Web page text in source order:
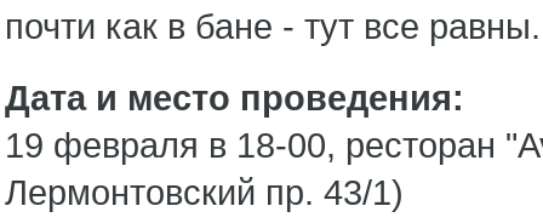
почти как в бане - тут все равны.
Дата и место проведения:
19 февраля в 18-00, ресторан
Лермонтовский пр. 43/1)